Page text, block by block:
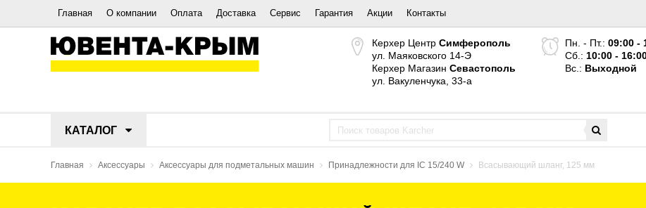
Главная О компании Оплата Доставка Сервис Гарантия Акции Контакты
Керхер Центр Симферополь
ул. Маяковского 14-Э
Керхер Магазин Севастополь
ул. Вакуленчука, 33-а
Пн. - Пт.: 09:00 -
Сб.: 10:00 -
Вс.: Выходной
КАТАЛОГ
Главная Аксессуары Аксессуары для подметальных машин Принадлежности для IC 15/240 W Всасывающий шланг, 125 мм